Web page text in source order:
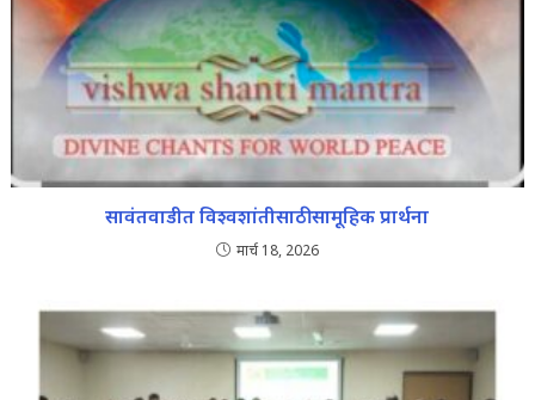
सावंतवाडीत विश्वशांतीसाठी सामूहिक प्रार्थना
मार्च 18, 2026